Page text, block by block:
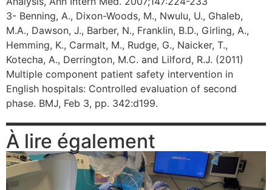
3- Benning, A., Dixon-Woods, M., Nwulu, U., Ghaleb,
M.A., Dawson, J., Barber, N., Franklin, B.D., Girling, A.,
Hemming, K., Carmalt, M., Rudge, G., Naicker, T.,
Kotecha, A., Derrington, M.C. and Lilford, R.J. (2011)
Multiple component patient safety intervention in
English hospitals: Controlled evaluation of second
phase. BMJ, Feb 3, pp. 342:d199.
À lire également